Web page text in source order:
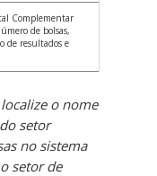
Complementar
de bolsas,
de resultados e
o nome
setor
no sistema
setor de